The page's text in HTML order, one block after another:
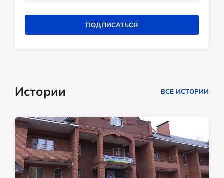
ПОДПИСАТЬСЯ
Истории ВСЕ ИСТОРИИ